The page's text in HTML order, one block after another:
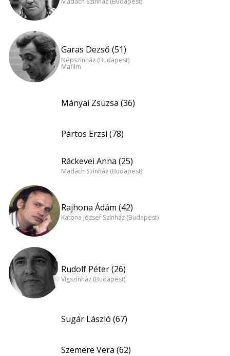
Garas Dezső (51)
Népszínház (Budapest)
Mafilm
Mányai Zsuzsa (36)
Pártos Erzsi (78)
Ráckevei Anna (25)
Madách Színház (Budapest)
Rajhona Ádám (42)
Katona József Színház (Budapest)
Rudolf Péter (26)
Vígszínház (Budapest)
Sugár László (67)
Szemere Vera (62)